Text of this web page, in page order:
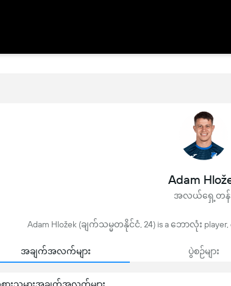
Adam
အလယ်ရှေ့တန်
Adam Hložek (ချက်သမ္မတနိုင်ငံ, 24) is a ဘောလုံး
အချက်အလက်များ ပွဲစဉ်များ
ားသမားအချက်အလက်များ